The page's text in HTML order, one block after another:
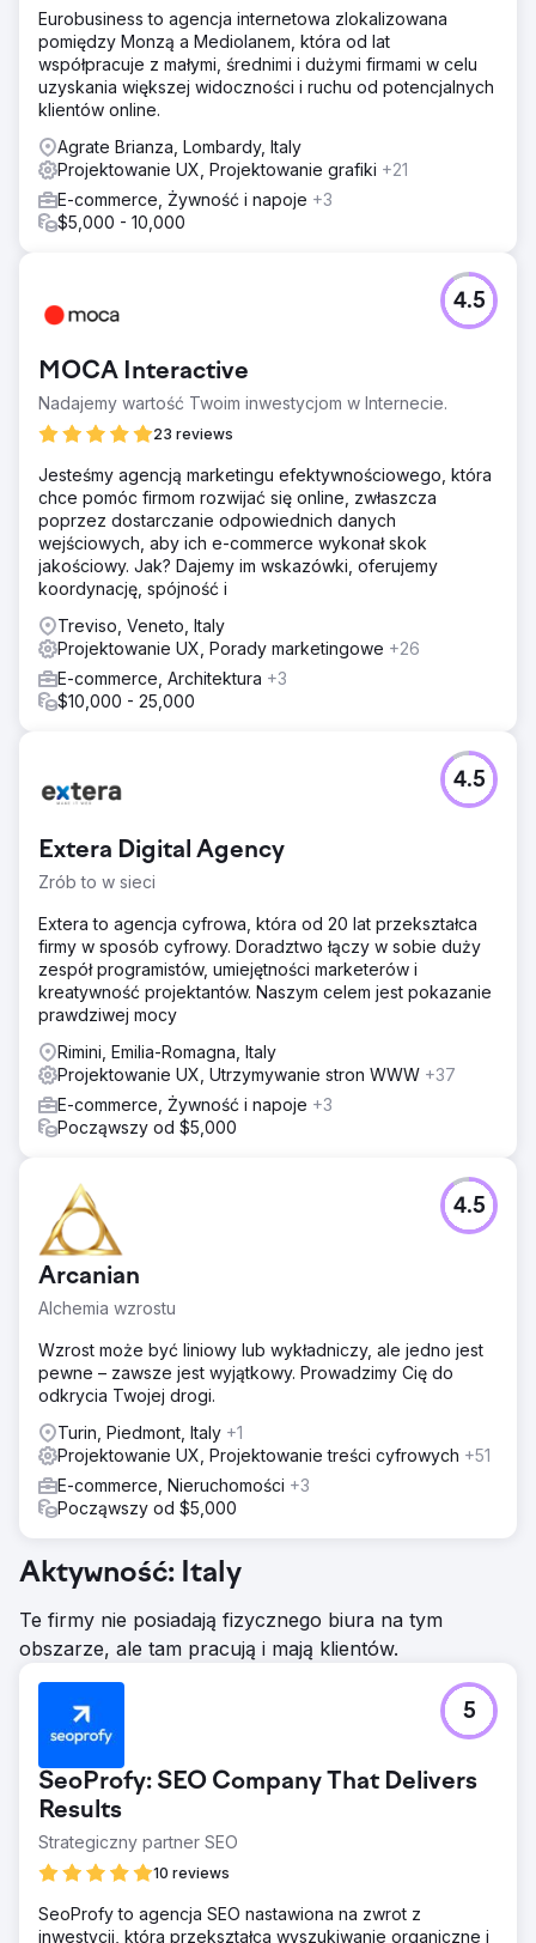
Eurobusiness to agencja internetowa zlokalizowana
pomiędzy Monzą a Mediolanem, która od lat
współpracuje z małymi, średnimi i dużymi firmami w celu
uzyskania większej widoczności i ruchu od potencjalnych
klientów online.
Agrate Brianza, Lombardy, Italy
Projektowanie UX, Projektowanie grafiki +21
E-commerce, Żywność i napoje +3
$5,000 - 10,000
MOCA Interactive
Nadajemy wartość Twoim inwestycjom w Internecie.
23 reviews
4.5
Jesteśmy agencją marketingu efektywnościowego, która
chce pomóc firmom rozwijać się online, zwłaszcza
poprzez dostarczanie odpowiednich danych
wejściowych, aby ich e-commerce wykonał skok
jakościowy. Jak? Dajemy im wskazówki, oferujemy
koordynację, spójność i
Treviso, Veneto, Italy
Projektowanie UX, Porady marketingowe +26
E-commerce, Architektura +3
$10,000 - 25,000
Extera Digital Agency
Zrób to w sieci
4.5
Extera to agencja cyfrowa, która od 20 lat przekształca
firmy w sposób cyfrowy. Doradztwo łączy w sobie duży
zespół programistów, umiejętności marketerów i
kreatywność projektantów. Naszym celem jest pokazanie
prawdziwej mocy
Rimini, Emilia-Romagna, Italy
Projektowanie UX, Utrzymywanie stron WWW +37
E-commerce, Żywność i napoje +3
Począwszy od $5,000
Arcanian
Alchemia wzrostu
4.5
Wzrost może być liniowy lub wykładniczy, ale jedno jest
pewne – zawsze jest wyjątkowy. Prowadzimy Cię do
odkrycia Twojej drogi.
Turin, Piedmont, Italy +1
Projektowanie UX, Projektowanie treści cyfrowych +51
E-commerce, Nieruchomości +3
Począwszy od $5,000
Aktywność: Italy
Te firmy nie posiadają fizycznego biura na tym
obszarze, ale tam pracują i mają klientów.
SeoProfy: SEO Company That Delivers
Results
Strategiczny partner SEO
10 reviews
5
SeoProfy to agencja SEO nastawiona na zwrot z
inwestycji, która przekształca wyszukiwanie organiczne i